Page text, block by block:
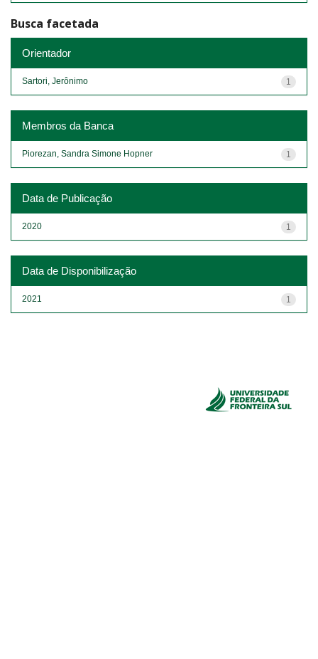
Busca facetada
Orientador
1
Sartori, Jerônimo
Membros da Banca
1
Piorezan, Sandra Simone Hopner
Data de Publicação
1
2020
Data de Disponibilização
1
2021